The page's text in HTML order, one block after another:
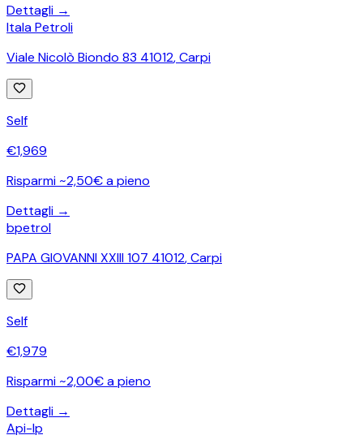
Dettagli →
Itala Petroli
Viale Nicolò Biondo 83 41012,Carpi
Self
€1,969
Risparmi ~2,50€ a pieno
Dettagli →
bpetrol
PAPA GIOVANNI XXIII 107 41012,Carpi
Self
€1,979
Risparmi ~2,00€ a pieno
Dettagli →
Api-Ip